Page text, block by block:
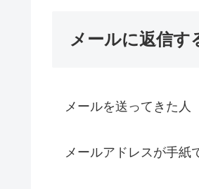
メールに返信す
メールを送ってきた人
メールアドレスが手紙